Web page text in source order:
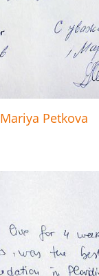
Mariya Petkova